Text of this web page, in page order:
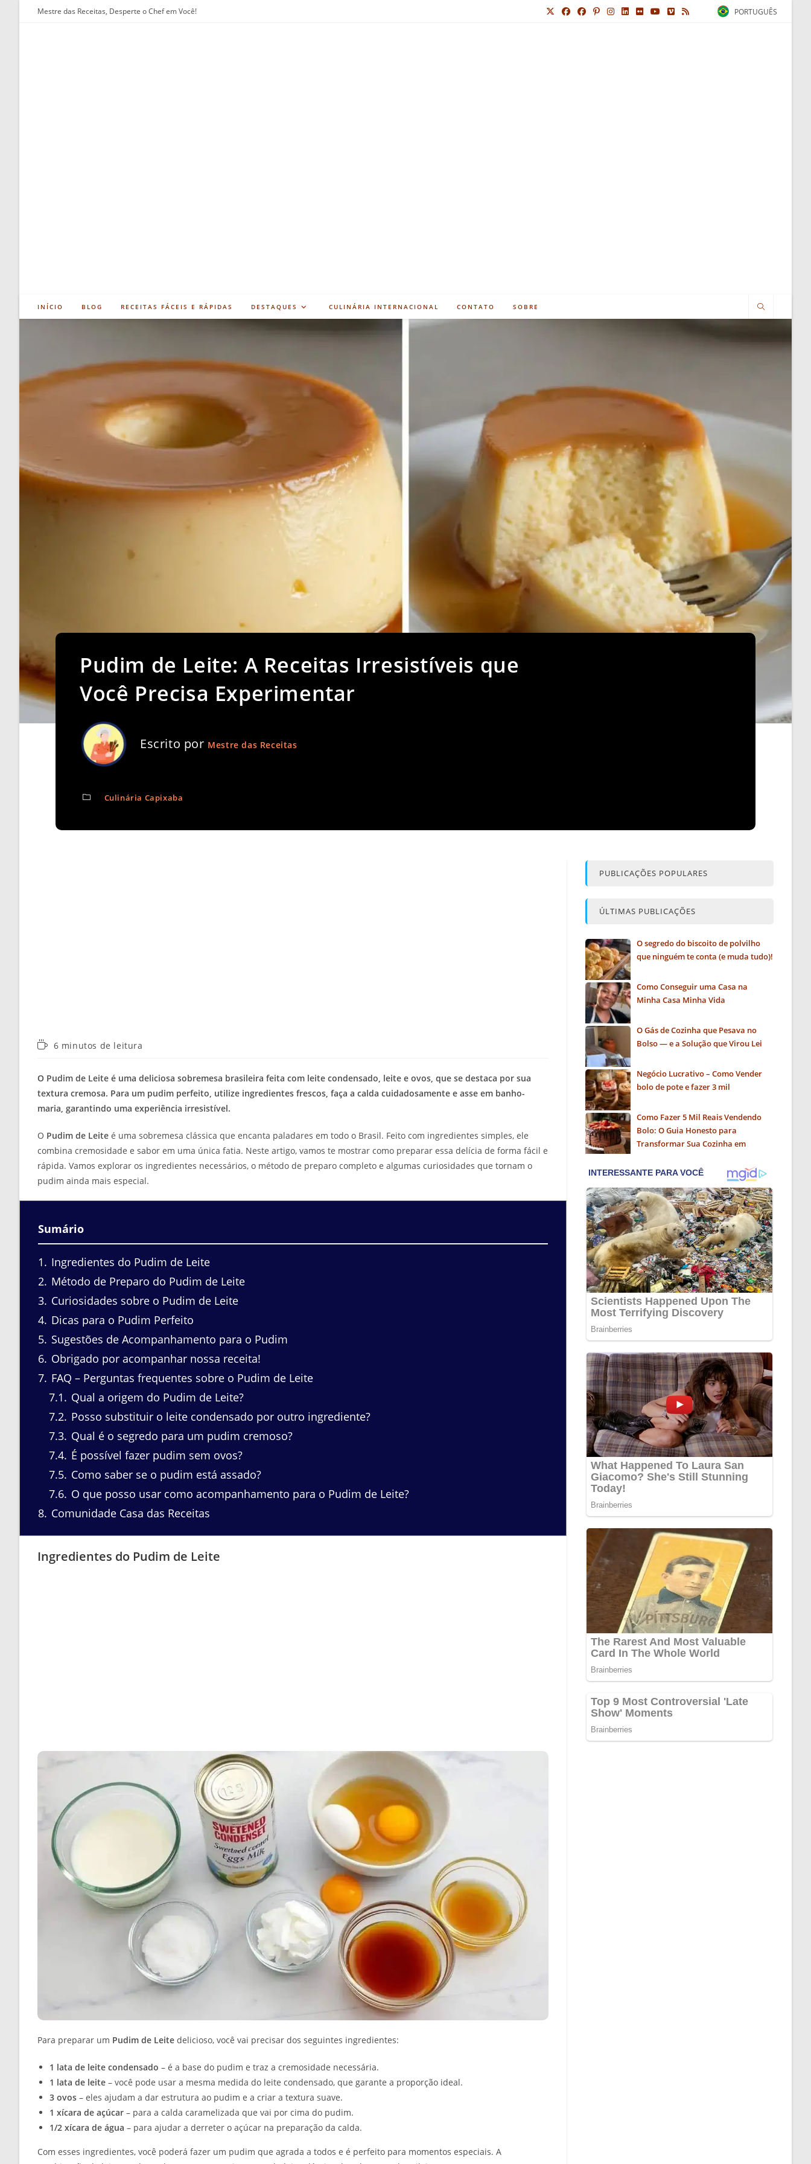
Mestre das Receitas, Desperte o Chef em Você! PORTUGUÊS
INÍCIO BLOG RECEITAS FÁCEIS E RÁPIDAS DESTAQUES CULINÁRIA INTERNACIONAL CONTATO SOBRE
Pudim de Leite: A Receitas Irresistíveis que
Você Precisa Experimentar
Escrito por Mestre das Receitas
Culinária Capixaba
Tempo6 minutos de leitura
O Pudim de Leite é uma deliciosa sobremesa brasileira feita com leite condensado, leite e ovos, que se destaca por sua
textura cremosa. Para um pudim perfeito, utilize ingredientes frescos, faça a calda cuidadosamente e asse em banho-
maria, garantindo uma experiência irresistível.
O Pudim de Leite é uma sobremesa clássica que encanta paladares em todo o Brasil. Feito com ingredientes simples, ele
combina cremosidade e sabor em uma única fatia. Neste artigo, vamos te mostrar como preparar essa delícia de forma fácil e
rápida. Vamos explorar os ingredientes necessários, o método de preparo completo e algumas curiosidades que tornam o
pudim ainda mais especial.
Sumário
1
Ingredientes do Pudim de Leite
2 Método de Preparo do Pudim de Leite
3 Curiosidades sobre o Pudim de Leite
4 Dicas para o Pudim Perfeito
5 Sugestões de Acompanhamento para o Pudim
6 Obrigado por acompanhar nossa receita!
7 FAQ – Perguntas frequentes sobre o Pudim de Leite
7.1
Qual a origem do Pudim de Leite?
7.2 Posso substituir o leite condensado por outro ingrediente?
7.3 Qual é o segredo para um pudim cremoso?
7.4 É possível fazer pudim sem ovos?
7.5 Como saber se o pudim está assado?
7.6 O que posso usar como acompanhamento para o Pudim de Leite?
8 Comunidade Casa das Receitas
Ingredientes do Pudim de Leite
Para preparar um Pudim de Leite delicioso, você vai precisar dos seguintes ingredientes:
1 lata de leite condensado – é a base do pudim e traz a cremosidade necessária.
1 lata de leite – você pode usar a mesma medida do leite condensado, que garante a proporção ideal.
3 ovos – eles ajudam a dar estrutura ao pudim e a criar a textura suave.
1 xícara de açúcar – para a calda caramelizada que vai por cima do pudim.
1/2 xícara de água – para ajudar a derreter o açúcar na preparação da calda.
Com esses ingredientes, você poderá fazer um pudim que agrada a todos e é perfeito para momentos especiais. A
PUBLICAÇÕES POPULARES
ÚLTIMAS PUBLICAÇÕES
O segredo do biscoito de polvilho
que ninguém te conta (e muda tudo)!
Como Conseguir uma Casa na
Minha Casa Minha Vida
O Gás de Cozinha que Pesava no
Bolso — e a Solução que Virou Lei
Negócio Lucrativo – Como Vender
bolo de pote e fazer 3 mil
Como Fazer 5 Mil Reais Vendendo
Bolo: O Guia Honesto para
Transformar Sua Cozinha em